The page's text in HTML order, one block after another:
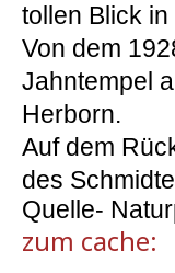
tollen Blick
Von dem
Jahntempel
Herborn.
Auf dem
des
Quelle-
zum cache: